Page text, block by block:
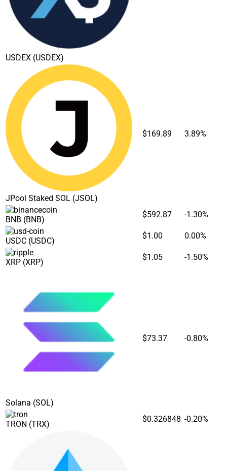
USDEX (USDEX)
JPool Staked SOL (JSOL)
$169.89 3.89%
BNB (BNB)
$592.87 -1.30%
USDC (USDC)
$1.00 0.00%
XRP (XRP)
$1.05 -1.50%
Solana (SOL)
$73.37 -0.80%
TRON (TRX)
$0.326848 -0.20%